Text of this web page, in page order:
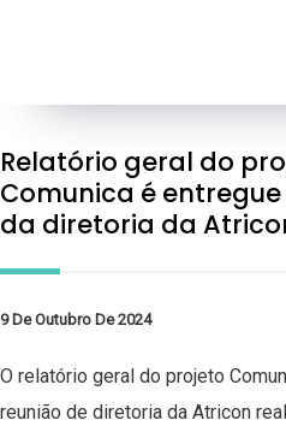
Relatório geral do
Comunica é
da diretoria da
9 De Outubro De 2024
O relatório geral do projeto
reunião de diretoria da Atricon